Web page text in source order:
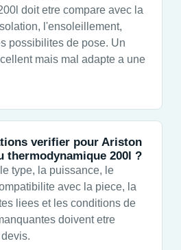
doit etre compare avec la
l'ensoleillement,
possibilites de pose. Un
mais mal adapte a une
verifier pour Ariston
thermodynamique 200l ?
type, la puissance, le
avec la piece, la
liees et les conditions de
doivent etre